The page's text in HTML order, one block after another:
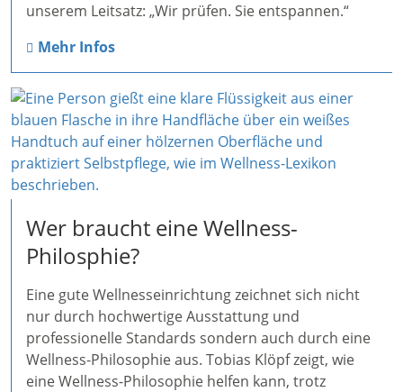
unserem Leitsatz: „Wir prüfen. Sie entspannen.“
Mehr Infos
Wer braucht eine Wellness-
Philosphie?
Eine gute Wellnesseinrichtung zeichnet sich nicht
nur durch hochwertige Ausstattung und
professionelle Standards sondern auch durch eine
Wellness-Philosophie aus. Tobias Klöpf zeigt, wie
eine Wellness-Philosophie helfen kann, trotz